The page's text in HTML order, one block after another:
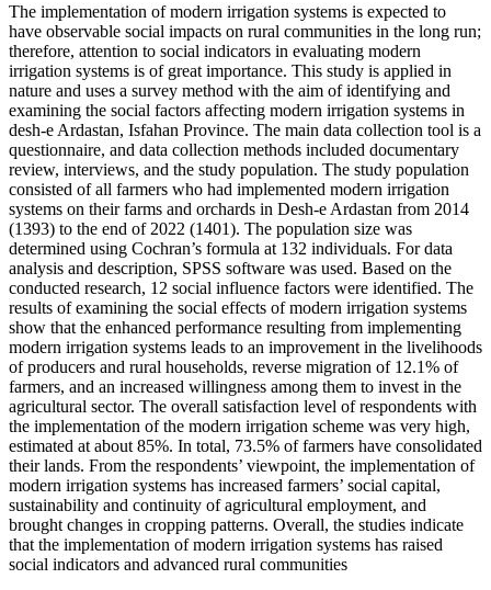
The implementation of modern irrigation systems is expected to
have observable social impacts on rural communities in the long run;
therefore, attention to social indicators in evaluating modern
irrigation systems is of great importance. This study is applied in
nature and uses a survey method with the aim of identifying and
examining the social factors affecting modern irrigation systems in
desh-e Ardastan, Isfahan Province. The main data collection tool is a
questionnaire, and data collection methods included documentary
review, interviews, and the study population. The study population
consisted of all farmers who had implemented modern irrigation
systems on their farms and orchards in Desh-e Ardastan from 2014
(1393) to the end of 2022 (1401). The population size was
determined using Cochran’s formula at 132 individuals. For data
analysis and description, SPSS software was used. Based on the
conducted research, 12 social influence factors were identified. The
results of examining the social effects of modern irrigation systems
show that the enhanced performance resulting from implementing
modern irrigation systems leads to an improvement in the livelihoods
of producers and rural households, reverse migration of 12.1% of
farmers, and an increased willingness among them to invest in the
agricultural sector. The overall satisfaction level of respondents with
the implementation of the modern irrigation scheme was very high,
estimated at about 85%. In total, 73.5% of farmers have consolidated
their lands. From the respondents’ viewpoint, the implementation of
modern irrigation systems has increased farmers’ social capital,
sustainability and continuity of agricultural employment, and
brought changes in cropping patterns. Overall, the studies indicate
that the implementation of modern irrigation systems has raised
social indicators and advanced rural communities